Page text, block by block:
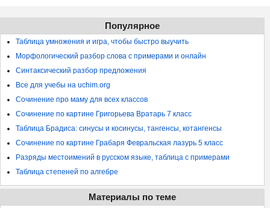
Популярное
Таблица умножения и игра, чтобы быстро выучить
Морфологический разбор слова с примерами и онлайн
Синтаксический разбор предложения
Все для учебы на uchim.org
Сочинение про маму для всех классов
Сочинение по картине Григорьева Вратарь 7 класс
Таблица Брадиса: синусы и косинусы, тангенсы, котангенсы
Сочинение по картине Грабаря Февральская лазурь 5 класс
Разряды местоимений в русском языке, таблица с примерами
Таблица степеней по алгебре
Материалы по теме